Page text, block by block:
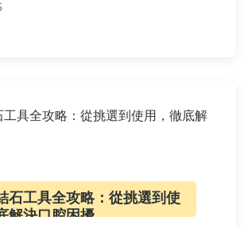
技巧與常見問答，幫助您全面了
石工具全攻略：從挑選到使
解決口腔困擾